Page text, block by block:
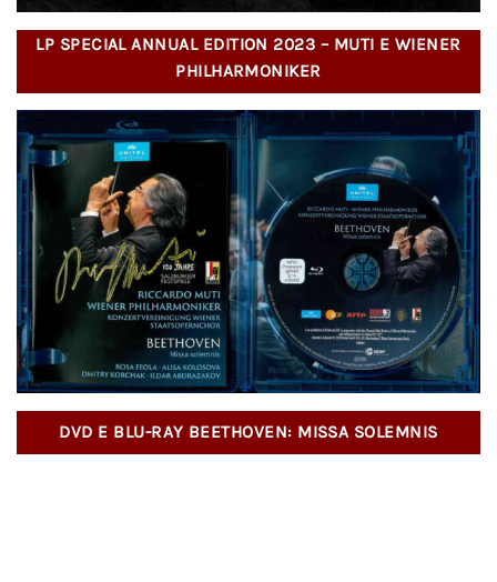
LP SPECIAL ANNUAL EDITION 2023 – MUTI E WIENER
PHILHARMONIKER
DVD E BLU-RAY BEETHOVEN: MISSA SOLEMNIS